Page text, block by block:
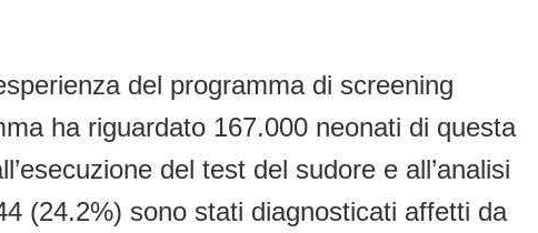
del programma di screening
ha riguardato 167.000 neonati di questa
del test del sudore e all’analisi
(24.2%) sono stati diagnosticati affetti da